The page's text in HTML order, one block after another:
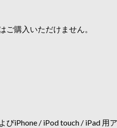
購入いただけません。
iPhone / iPod touch / iPad 用